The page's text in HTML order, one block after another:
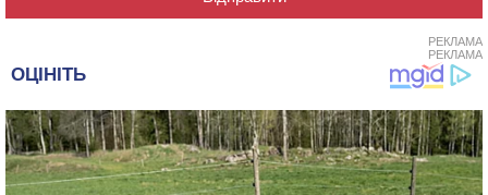
РЕКЛАМА
РЕКЛАМА